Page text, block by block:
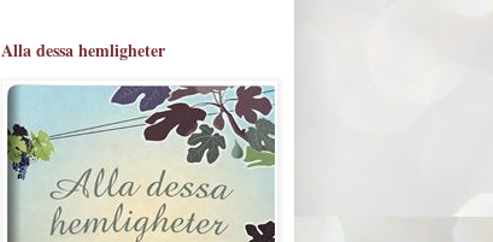
Alla dessa hemligheter